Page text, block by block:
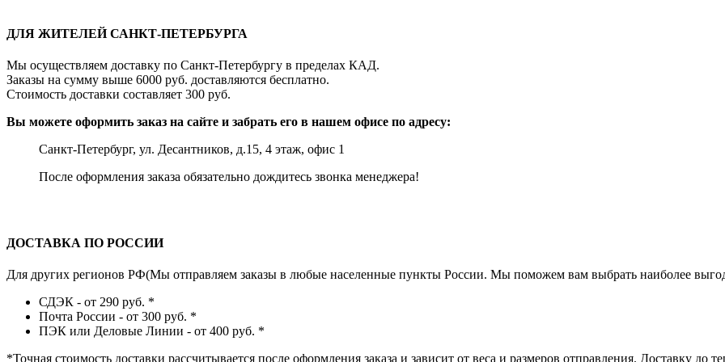
ДЛЯ ЖИТЕЛЕЙ САНКТ-ПЕТЕРБУРГА
Мы осуществляем доставку по Санкт-Петербургу в пределах КАД.
Заказы на сумму выше 6000 руб. доставляются бесплатно.
Стоимость доставки составляет 300 руб.
Вы можете оформить заказ на сайте и забрать его в нашем офисе по адресу:
Санкт-Петербург, ул. Десантников, д.15, 4 этаж, офис 1
После оформления заказа обязательно дождитесь звонка менеджера!
ДОСТАВКА ПО РОССИИ
Для других регионов РФ(Мы отправляем заказы в любые населенные пункты России. Мы поможем вам выбрать наиболее
СДЭК - от 290 руб. *
Почта России - от 300 руб. *
ПЭК или Деловые Линии - от 400 руб. *
*Точная стоимость доставки рассчитывается после оформления заказа и зависит от веса и размеров отправления. Доставку